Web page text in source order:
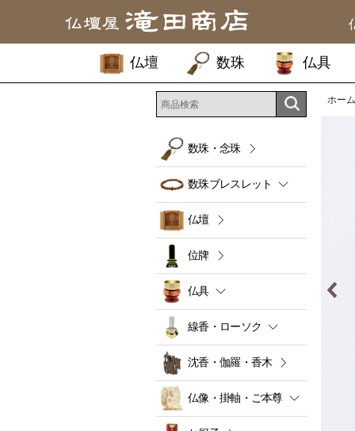
仏壇 数珠 仏具
ホーム
数珠・念珠
数珠ブレスレット
仏壇
位牌
仏具
線香・ローソク
沈香・伽羅・香木
仏像・掛軸・ご本尊